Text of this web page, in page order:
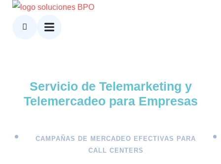
Servicio de Telemarketing y
Telemercadeo para Empresas
CAMPAÑAS DE MERCADEO EFECTIVAS PARA
CALL CENTERS